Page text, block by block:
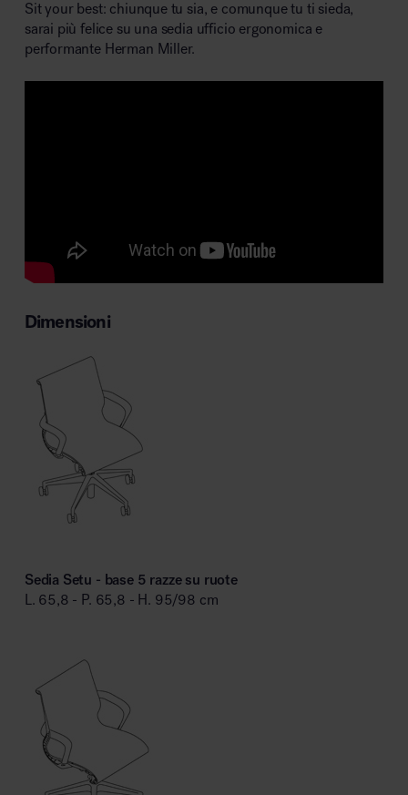
Sit your best: chiunque tu sia, e comunque tu ti sieda,
sarai più felice su una sedia ufficio ergonomica e
performante Herman Miller.
Dimensioni
Sedia Setu - base 5 razze su ruote
L. 65,8 - P. 65,8 - H. 95/98 cm